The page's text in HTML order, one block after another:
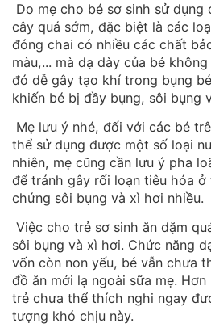
Do mẹ cho bé sơ sinh sử dụng
cây quá sớm, đặc biệt là các
đóng chai có nhiều các chất
màu,... mà dạ dày của bé
đó dễ gây tạo khí trong bụng
khiến bé bị đầy bụng, sôi bụng
Mẹ lưu ý nhé, đối với các bé
thể sử dụng được một số loại
nhiên, mẹ cũng cần lưu ý pha
để tránh gây rối loạn tiêu hóa ở
chứng sôi bụng và xì hơi nhiều.
Việc cho trẻ sơ sinh ăn dặm
sôi bụng và xì hơi. Chức năng
vốn còn non yếu, bé vẫn chưa
đồ ăn mới lạ ngoài sữa mẹ.
trẻ chưa thể thích nghi ngay
tượng khó chịu này.